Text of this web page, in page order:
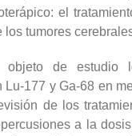
el
los tumores
objeto de estudio
Lu-177 y Ga-68 en
de los
a la